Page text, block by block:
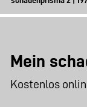
Mein
Kostenlos